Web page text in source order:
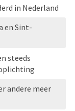
in Nederland
en Sint-
steeds
andere meer